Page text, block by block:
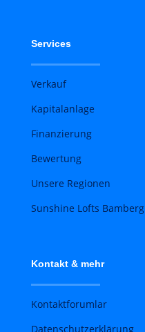
Services
Verkauf
Kapitalanlage
Finanzierung
Bewertung
Unsere Regionen
Sunshine Lofts Bamberg
Kontakt & mehr
Kontaktforumlar
Datenschutzerklärung